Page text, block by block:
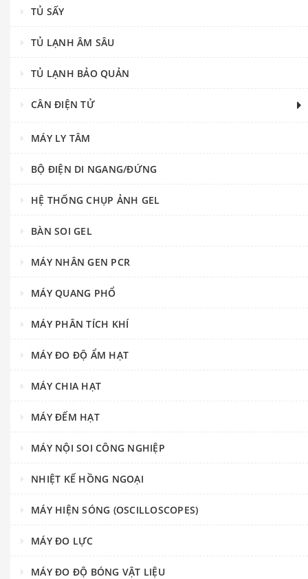
TỦ SẤY
TỦ LẠNH ÂM SÂU
TỦ LẠNH BẢO QUẢN
CÂN ĐIỆN TỬ
MÁY LY TÂM
BỘ ĐIỆN DI NGANG/ĐỨNG
HỆ THỐNG CHỤP ẢNH GEL
BÀN SOI GEL
MÁY NHÂN GEN PCR
MÁY QUANG PHỔ
MÁY PHÂN TÍCH KHÍ
MÁY ĐO ĐỘ ẨM HẠT
MÁY CHIA HẠT
MÁY ĐẾM HẠT
MÁY NỘI SOI CÔNG NGHIỆP
NHIỆT KẾ HỒNG NGOẠI
MÁY HIỆN SÓNG (OSCILLOSCOPES)
MÁY ĐO LỰC
MÁY ĐO ĐỘ BÓNG VẬT LIỆU